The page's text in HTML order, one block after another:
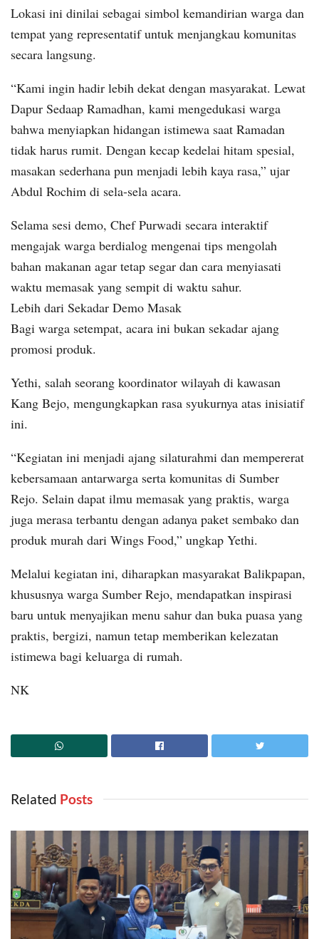
Lokasi ini dinilai sebagai simbol kemandirian warga dan
tempat yang representatif untuk menjangkau komunitas
secara langsung.
“Kami ingin hadir lebih dekat dengan masyarakat. Lewat
Dapur Sedaap Ramadhan, kami mengedukasi warga
bahwa menyiapkan hidangan istimewa saat Ramadan
tidak harus rumit. Dengan kecap kedelai hitam spesial,
masakan sederhana pun menjadi lebih kaya rasa,” ujar
Abdul Rochim di sela-sela acara.
Selama sesi demo, Chef Purwadi secara interaktif
mengajak warga berdialog mengenai tips mengolah
bahan makanan agar tetap segar dan cara menyiasati
waktu memasak yang sempit di waktu sahur.
Lebih dari Sekadar Demo Masak
Bagi warga setempat, acara ini bukan sekadar ajang
promosi produk.
Yethi, salah seorang koordinator wilayah di kawasan
Kang Bejo, mengungkapkan rasa syukurnya atas inisiatif
ini.
“Kegiatan ini menjadi ajang silaturahmi dan mempererat
kebersamaan antarwarga serta komunitas di Sumber
Rejo. Selain dapat ilmu memasak yang praktis, warga
juga merasa terbantu dengan adanya paket sembako dan
produk murah dari Wings Food,” ungkap Yethi.
Melalui kegiatan ini, diharapkan masyarakat Balikpapan,
khususnya warga Sumber Rejo, mendapatkan inspirasi
baru untuk menyajikan menu sahur dan buka puasa yang
praktis, bergizi, namun tetap memberikan kelezatan
istimewa bagi keluarga di rumah.
NK
Related ‎ Posts